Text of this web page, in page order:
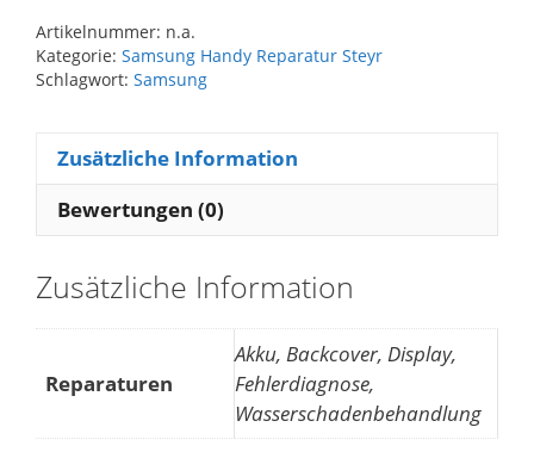
Artikelnummer: n.a.
Kategorie: Samsung Handy Reparatur Steyr
Schlagwort: Samsung
Zusätzliche Information
Bewertungen (0)
Zusätzliche Information
Reparaturen
Akku, Backcover, Display,
Fehlerdiagnose,
Wasserschadenbehandlung